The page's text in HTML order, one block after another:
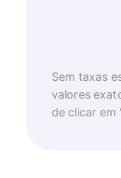
Sem taxas
valores
de clicar